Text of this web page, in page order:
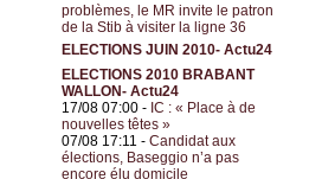
problèmes, le MR invite le patron
de la Stib à visiter la ligne 36
ELECTIONS JUIN 2010- Actu24
ELECTIONS 2010 BRABANT
WALLON- Actu24
17/08 07:00 - IC : « Place à de
nouvelles têtes »
07/08 17:11 - Candidat aux
élections, Baseggio n’a pas
encore élu domicile